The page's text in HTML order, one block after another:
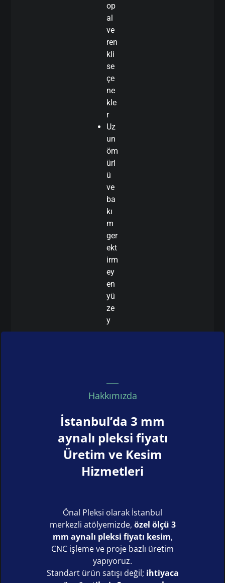
op
al
ve
ren
kli
se
çe
ne
kle
r
Uz
un
öm
ürl
ü
ve
ba
kı
m
ger
ekt
irm
ey
en
yü
ze
y
Hakkımızda
İstanbul’da 3 mm
aynalı pleksi fiyatı
Üretim ve Kesim
Hizmetleri
Önal Pleksi olarak İstanbul
merkezli atölyemizde, özel ölçü 3
mm aynalı pleksi fiyatı kesim,
CNC işleme ve proje bazlı üretim
yapıyoruz.
Standart ürün satışı değil; ihtiyaca